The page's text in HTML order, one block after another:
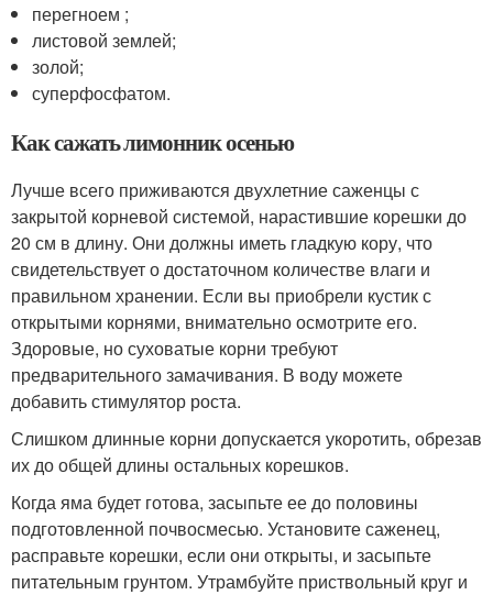
перегноем ;
листовой землей;
золой;
суперфосфатом.
Как сажать лимонник осенью
Лучше всего приживаются двухлетние саженцы с
закрытой корневой системой, нарастившие корешки до
20 см в длину. Они должны иметь гладкую кору, что
свидетельствует о достаточном количестве влаги и
правильном хранении. Если вы приобрели кустик с
открытыми корнями, внимательно осмотрите его.
Здоровые, но суховатые корни требуют
предварительного замачивания. В воду можете
добавить стимулятор роста.
Слишком длинные корни допускается укоротить, обрезав
их до общей длины остальных корешков.
Когда яма будет готова, засыпьте ее до половины
подготовленной почвосмесью. Установите саженец,
расправьте корешки, если они открыты, и засыпьте
питательным грунтом. Утрамбуйте приствольный круг и